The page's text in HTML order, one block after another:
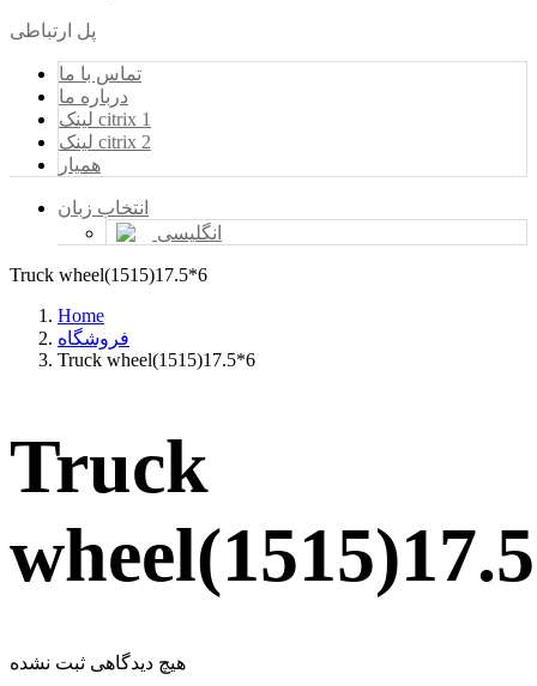
پل ارتباطی
تماس با ما
درباره ما
لینک citrix 1
لینک citrix 2
همیار
انتخاب زبان
انگلیسی
Truck wheel(1515)17.5*6
Home
فروشگاه
Truck wheel(1515)17.5*6
Truck
هیچ دیدگاهی ثبت نشده